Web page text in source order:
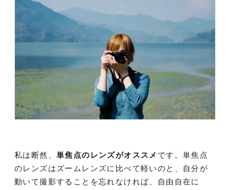
私は断然、 単焦点のレンズがオススメ です。単焦点
のレンズはズームレンズに比べて軽いのと、自分が
動いて撮影することを忘れなければ、自由自在に